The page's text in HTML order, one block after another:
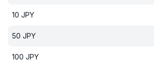
10 JPY
50 JPY
100 JPY